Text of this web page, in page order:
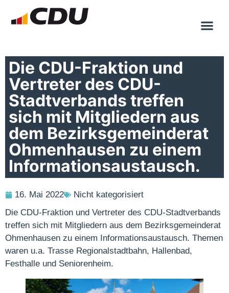
Die CDU-Fraktion und
Vertreter des CDU-
Stadtverbands treffen
sich mit Mitgliedern aus
dem Bezirksgemeinderat
Ohmenhausen zu einem
Informationsaustausch.
16. Mai 2022
Nicht kategorisiert
Die CDU-Fraktion und Vertreter des CDU-Stadtverbands
treffen sich mit Mitgliedern aus dem Bezirksgemeinderat
Ohmenhausen zu einem Informationsaustausch. Themen
waren u.a. Trasse Regionalstadtbahn, Hallenbad,
Festhalle und Seniorenheim.